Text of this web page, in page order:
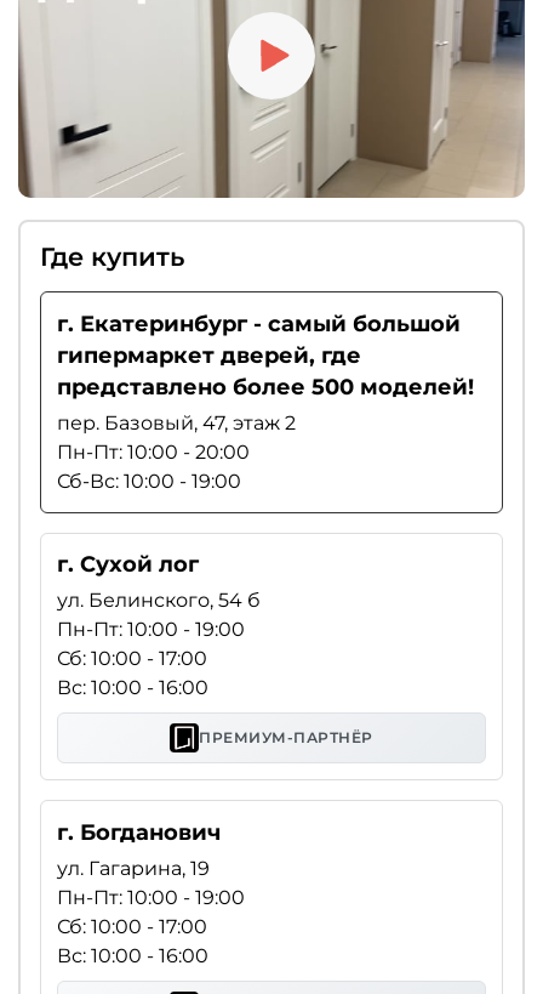
Где купить
г. Екатеринбург - самый большой
гипермаркет дверей, где
представлено более 500 моделей!
пер. Базовый, 47, этаж 2
Пн-Пт: 10:00 - 20:00
Сб-Вс: 10:00 - 19:00
г. Сухой лог
ул. Белинского, 54 б
Пн-Пт: 10:00 - 19:00
Сб: 10:00 - 17:00
Вс: 10:00 - 16:00
ПРЕМИУМ-ПАРТНЁР
г. Богданович
ул. Гагарина, 19
Пн-Пт: 10:00 - 19:00
Сб: 10:00 - 17:00
Вс: 10:00 - 16:00